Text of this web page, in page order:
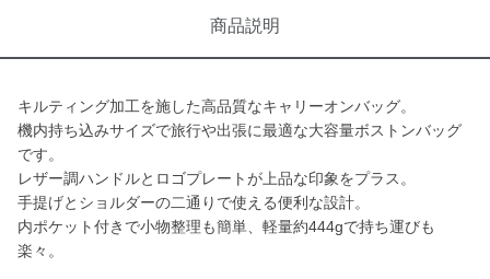
商品説明
キルティング加工を施した高品質なキャリーオンバッグ。
機内持ち込みサイズで旅行や出張に最適な大容量ボストンバッグ
です。
レザー調ハンドルとロゴプレートが上品な印象をプラス。
手提げとショルダーの二通りで使える便利な設計。
内ポケット付きで小物整理も簡単、軽量約444gで持ち運びも
楽々。